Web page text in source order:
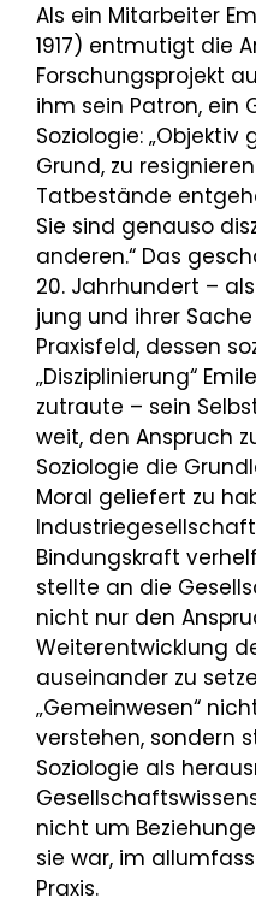
Als ein Mitarbeiter
1917) entmutigt die
Forschungsprojekt
ihm sein Patron, ein
Soziologie:
Grund, zu
Tatbestände
Sie sind genauso
anderen.“ Das
20. Jahrhundert –
jung und ihrer
Praxisfeld, dessen
„Disziplinierung“
zutraute – sein
weit, den Anspruch
Soziologie die
Moral geliefert zu
Bindungskraft
stellte an die
nicht nur den
Weiterentwicklung
auseinander zu
„Gemeinwesen“
verstehen, sondern
Soziologie als
nicht um
sie war, im
Praxis.